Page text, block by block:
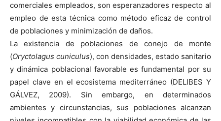
comerciales empleados, son esperanzadores respecto al
empleo de esta técnica como método eficaz de control
de poblaciones y minimización de daños.
La existencia de poblaciones de conejo de monte
(Oryctolagus cuniculus), con densidades, estado sanitario
y dinámica poblacional favorable es fundamental por su
papel clave en el ecosistema mediterráneo (DELIBES Y
GÁLVEZ, 2009). Sin embargo, en determinados
ambientes y circunstancias, sus poblaciones alcanzan